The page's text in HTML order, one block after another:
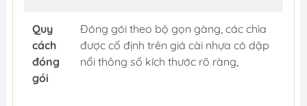
Quy
cách
đóng
gói
Đóng gói theo bộ gọn gàng, các chìa
được cố định trên giá cài nhựa có dập
nổi thông số kích thước rõ ràng,